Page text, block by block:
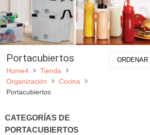
Portacubiertos
Home4
Tienda
Organización
Cocina
Portacubiertos
CATEGORÍAS DE
PORTACUBIERTOS